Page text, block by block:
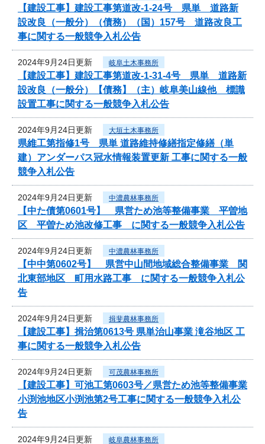
【建設工事】建設工事第道改-1-24号 県単 道路新
設改良（一般分）（債務）（国）157号 道路改良工
事に関する一般競争入札公告
2024年9月24日更新 岐阜土木事務所
【建設工事】建設工事第道改-1-31-4号 県単 道路新
設改良（一般分）【債務】（主）岐阜美山線他 標識
設置工事に関する一般競争入札公告
2024年9月24日更新 大垣土木事務所
県維工第指修1号 県単 道路維持修繕指定修繕（単
建）アンダーパス冠水情報装置更新 工事に関する一般
競争入札公告
2024年9月24日更新 中濃農林事務所
【中た債第0601号】 県営ため池等整備事業 平曽地
区 平曽ため池改修工事 に関する一般競争入札公告
2024年9月24日更新 中濃農林事務所
【中中第0602号】 県営中山間地域総合整備事業 関
北東部地区 町用水路工事 に関する一般競争入札公
告
2024年9月24日更新 揖斐農林事務所
【建設工事】揖治第0613号 県単治山事業 滝谷地区 工
事に関する一般競争入札公告
2024年9月24日更新 可茂農林事務所
【建設工事】可池工第0603号／県営ため池等整備事業
小渕池地区小渕池第2号工事に関する一般競争入札公
告
2024年9月24日更新 岐阜農林事務所